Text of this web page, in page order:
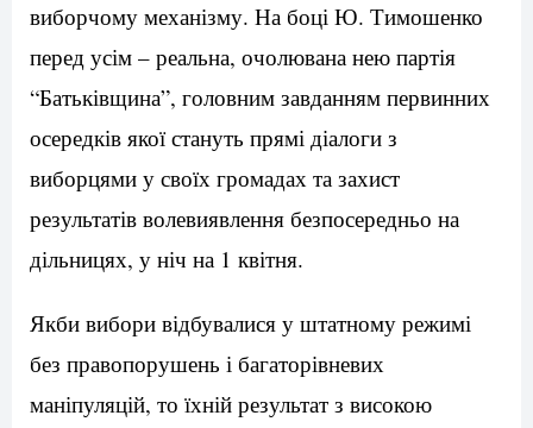
виборчому механізму. На боці Ю. Тимошенко
перед усім – реальна, очолювана нею партія
“Батьківщина”, головним завданням первинних
осередків якої стануть прямі діалоги з
виборцями у своїх громадах та захист
результатів волевиявлення безпосередньо на
дільницях, у ніч на 1 квітня.
Якби вибори відбувалися у штатному режимі
без правопорушень і багаторівневих
маніпуляцій, то їхній результат з високою